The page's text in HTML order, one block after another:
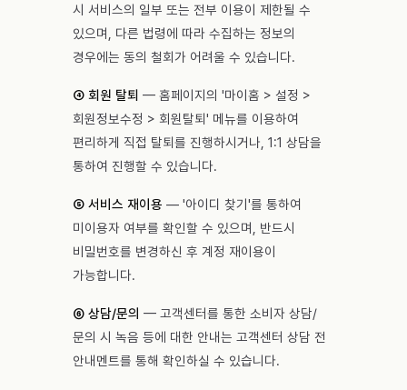
시 서비스의 일부 또는 전부 이용이 제한될 수
있으며, 다른 법령에 따라 수집하는 정보의
경우에는 동의 철회가 어려울 수 있습니다.
④ 회원 탈퇴 — 홈페이지의 '마이홈 > 설정 >
회원정보수정 > 회원탈퇴' 메뉴를 이용하여
편리하게 직접 탈퇴를 진행하시거나, 1:1 상담을
통하여 진행할 수 있습니다.
⑤ 서비스 재이용 — '아이디 찾기'를 통하여
미이용자 여부를 확인할 수 있으며, 반드시
비밀번호를 변경하신 후 계정 재이용이
가능합니다.
⑥ 상담/문의 — 고객센터를 통한 소비자 상담/
문의 시 녹음 등에 대한 안내는 고객센터 상담 전
안내멘트를 통해 확인하실 수 있습니다.